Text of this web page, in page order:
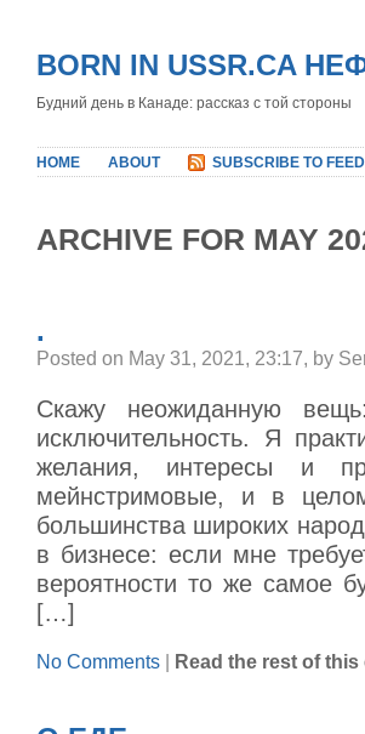
BORN IN USSR.CA
Будний день в Канаде: рассказ с той стороны
HOME ABOUT SUBSCRIBE TO FEED
ARCHIVE FOR MAY
.
Posted on May 31, 2021, 23:17, by
Скажу неожиданную
исключительность. Я
желания, интересы и
мейнстримовые, и в
большинства широких
в бизнесе: если мне
вероятности то же самое
[…]
No Comments Read the rest of this